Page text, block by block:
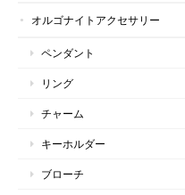
オルゴナイトアクセサリー
ペンダント
リング
チャーム
キーホルダー
ブローチ